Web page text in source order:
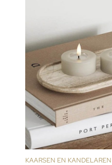
KAARSEN EN KANDELAREN